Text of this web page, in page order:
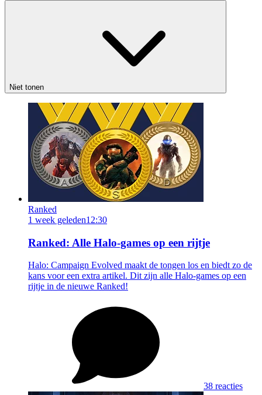
Niet tonen
Ranked
1 week geleden12:30
Ranked: Alle Halo-games op een rijtje
Halo: Campaign Evolved maakt de tongen los en biedt zo de
kans voor een extra artikel. Dit zijn alle Halo-games op een
rijtje in de nieuwe Ranked!
38 reacties